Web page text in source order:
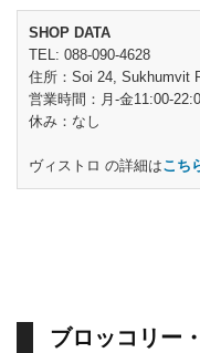
SHOP DATA
TEL: 088-090-4628
住所：Soi 24, Sukhumvit
営業時間：月-金11:00-
休み：なし
ヴィストロ の詳細はこち
ブロッコリー